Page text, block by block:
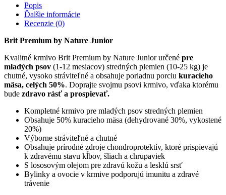
Popis
Ďalšie informácie
Recenzie (0)
Brit Premium by Nature Junior
Kvalitné krmivo Brit Premium by Nature Junior určené pre
mladých psov (1-12 mesiacov) stredných plemien (10-25 kg) je
chutné, vysoko stráviteľné a obsahuje poriadnu porciu kuracieho
mäsa, celých 50%. Doprajte svojmu psovi krmivo, vďaka ktorému
bude zdravo rásť a prospievať.
Kompletné krmivo pre mladých psov stredných plemien
Obsahuje 50% kuracieho mäsa (dehydrované 30%, vykostené
20%)
Výborne stráviteľné a chutné
Obsahuje prírodné zdroje chondroprotektív, ktoré prispievajú
k zdravému stavu kĺbov, šliach a chrupaviek
S lososovým olejom pre zdravú kožu a lesklú srsť
Bylinky a ovocie v krmive podporujú imunitu a zdravé
trávenie